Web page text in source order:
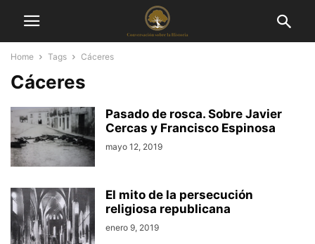
Home Tags Cáceres
Cáceres
Pasado de rosca. Sobre Javier
Cercas y Francisco Espinosa
mayo 12, 2019
El mito de la persecución
religiosa republicana
enero 9, 2019